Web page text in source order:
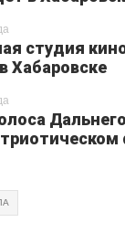
студия
Хабаровске